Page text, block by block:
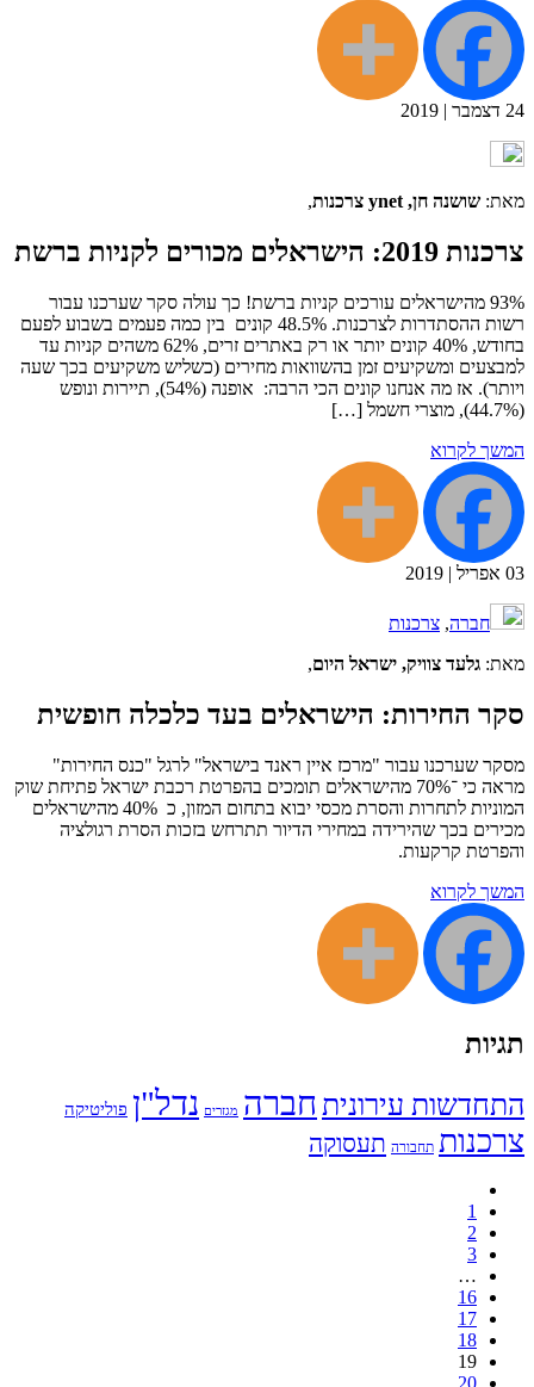
24 דצמבר |
2019
מאת: שושנה חן, ynet צרכנות ,
צרכנות 2019: הישראלים מכורים לקניות ברשת
93% מהישראלים עורכים קניות ברשת! כך עולה סקר שערכנו עבור
רשות ההסתדרות לצרכנות. 48.5% קונים בין כמה פעמים בשבוע לפעם
בחודש, 40% קונים יותר או רק באתרים זרים, 62% משהים קניות עד
למבצעים ומשקיעים זמן בהשוואות מחירים (כשליש משקיעים בכך שעה
ויותר). אז מה אנחנו קונים הכי הרבה: אופנה (54%), תיירות ונופש
(44.7%), מוצרי חשמל […]
המשך לקרוא
03 אפריל |
2019
חברה, צרכנות
מאת: גלעד צוויק, ישראל היום,
סקר החירות: הישראלים בעד כלכלה חופשית
מסקר שערכנו עבור "מרכז איין ראנד בישראל" לרגל "כנס החירות"
מראה כי ־70% מהישראלים תומכים בהפרטת רכבת ישראל פתיחת שוק
המוניות לתחרות והסרת מכסי יבוא בתחום המזון, כ 40% מהישראלים
מכירים בכך שהירידה במחירי הדיור תתרחש בזכות הסרת רגולציה
והפרטת קרקעות.
המשך לקרוא
תגיות
התחדשות עירונית חברה מגזרים נדל"ן פוליטיקה
צרכנות תחבורה תעסוקה
1
2
3
…
16
17
18
19
20